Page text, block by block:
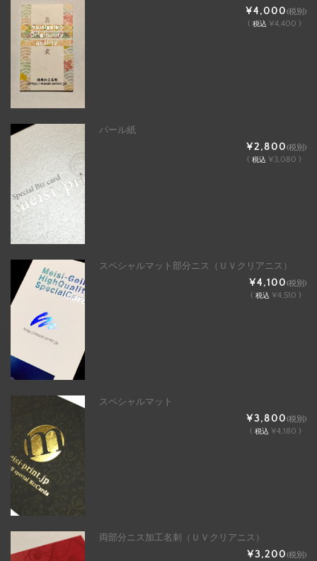
¥4,000(税別)
( 税込 ¥4,400 )
パール紙
¥2,800(税別)
( 税込 ¥3,080 )
スペシャルマット部分ニス（ＵＶクリアニス）
¥4,100(税別)
( 税込 ¥4,510 )
スペシャルマット
¥3,800(税別)
( 税込 ¥4,180 )
両部分ニス加工名刺（ＵＶクリアニス）
¥3,200(税別)